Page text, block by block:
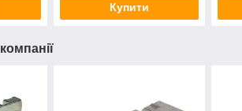
Купити